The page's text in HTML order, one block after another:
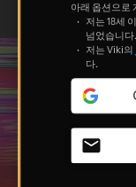
아래 옵션으로
저는 18세
넘었습니다.
저는 Viki의
다.